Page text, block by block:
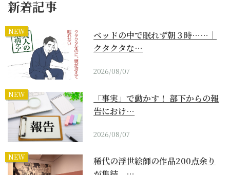
新着記事
NEW
ベッドの中で眠れず朝３時……｜
クタクタな…
2026/08/07
NEW
「事実」で動かす！ 部下からの報
告におけ…
2026/08/07
NEW
稀代の浮世絵師の作品200点余り